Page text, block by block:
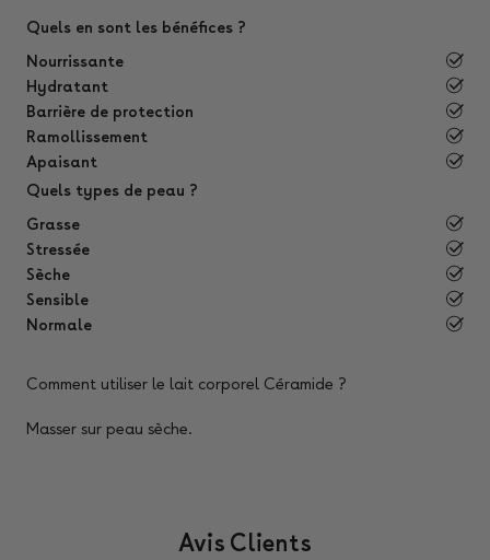
Quels en sont les bénéfices ?
Nourrissante
Hydratant
Barrière de protection
Ramollissement
Apaisant
Quels types de peau ?
Grasse
Stressée
Sèche
Sensible
Normale
Comment utiliser le lait corporel Céramide ?
Masser sur peau sèche.
Avis Clients